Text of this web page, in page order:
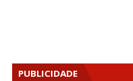
PUBLICIDADE